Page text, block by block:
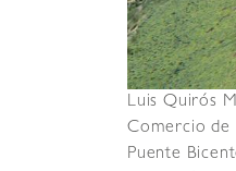
Luis Quirós
Comercio de
Puente